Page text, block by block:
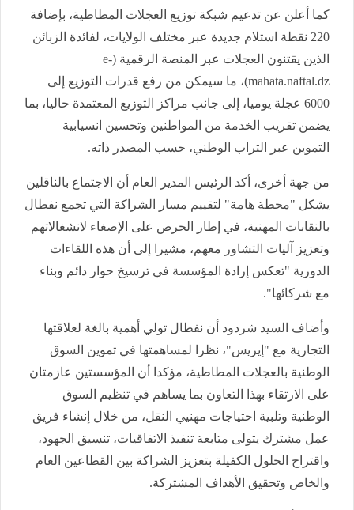
كما أعلن عن تدعيم شبكة توزيع العجلات المطاطية، بإضافة
220 نقطة استلام جديدة عبر مختلف الولايات، لفائدة الزبائن
الذين يقتنون العجلات عبر المنصة الرقمية (e-
mahata.naftal.dz)، ما سيمكن من رفع قدرات التوزيع إلى
6000 عجلة يوميا، إلى جانب مراكز التوزيع المعتمدة حاليا، بما
يضمن تقريب الخدمة من المواطنين وتحسين انسيابية
التموين عبر التراب الوطني، حسب المصدر ذاته.
من جهة أخرى، أكد الرئيس المدير العام أن الاجتماع بالناقلين
يشكل "محطة هامة" لتقييم مسار الشراكة التي تجمع نفطال
بالنقابات المهنية، في إطار الحرص على الإصغاء لانشغالاتهم
وتعزيز آليات التشاور معهم، مشيرا إلى أن هذه اللقاءات
الدورية "تعكس إرادة المؤسسة في ترسيخ حوار دائم وبناء
مع شركائها".
وأضاف السيد شردود أن نفطال تولي أهمية بالغة لعلاقتها
التجارية مع "إيريس"، نظرا لمساهمتها في تموين السوق
الوطنية بالعجلات المطاطية، مؤكدا أن المؤسستين عازمتان
على الارتقاء بهذا التعاون بما يساهم في تنظيم السوق
الوطنية وتلبية احتياجات مهنيي النقل، من خلال إنشاء فريق
عمل مشترك يتولى متابعة تنفيذ الاتفاقيات، تنسيق الجهود،
واقتراح الحلول الكفيلة بتعزيز الشراكة بين القطاعين العام
والخاص وتحقيق الأهداف المشتركة.